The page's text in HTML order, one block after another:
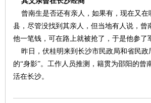
曾南生是否还有亲人，如果有，现在又在
县，尽管没找到其亲人，但当地有人说，
他一笔钱，可在路上就被抢了，于是他参了
昨日，伏桂明来到长沙市民政局和省民政
的“身影”。工作人员推测，籍贯为邵阳的
活在长沙。